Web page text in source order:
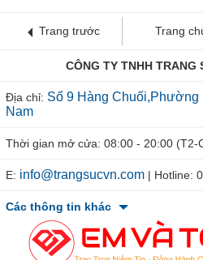
Trang trước Trang
CÔNG TY TNHH TRANG
Địa chỉ: Số 9 Hàng
Nam
Thời gian mở cửa: 08:00 - 20:00 (T2-
E: info@trangsucvn.com | Hotline:
Các thông tin khác